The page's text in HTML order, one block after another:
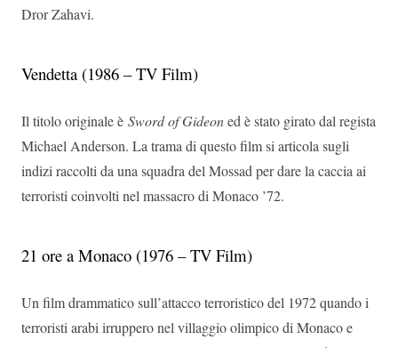
Dror Zahavi.
Vendetta (1986 – TV Film)
Il titolo originale è Sword of Gideoned è stato girato dal regista
Michael Anderson. La trama di questo film si articola sugli
indizi raccolti da una squadra del Mossad per dare la caccia ai
terroristi coinvolti nel massacro di Monaco ’72.
21 ore a Monaco (1976 – TV Film)
Un film drammatico sull’attacco terroristico del 1972 quando i
terroristi arabi irruppero nel villaggio olimpico di Monaco e